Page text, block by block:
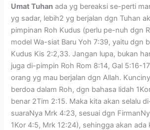
Umat Tuhan ada yg bereaksi se-perti
yg sadar, lebih2 yg berjalan dgn Tuhan
pimpinan Roh Kudus (perlu pe-nuh dgn
model Wa-siat Baru Yoh 7:39, yaitu dgn
Kudus Kis 2:2,33. Jangan lupa, bukan
juga di-pimpin Roh Rom 8:14, Gal 5:16-
orang yg mau berjalan dgn Allah.
berdoa dalam Roh, dgn bahasa lidah
benar 2Tim 2:15. Maka kita akan selalu
suaraNya Mrk 4:23, sesuai dgn
1Kor 4:5, Mrk 12:24), sehingga akan ada